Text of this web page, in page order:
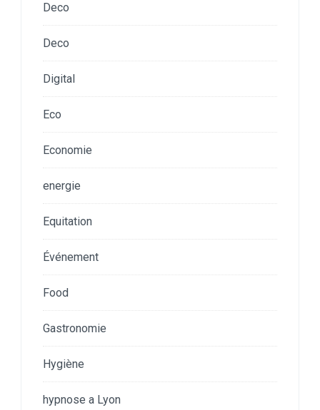
Deco
Deco
Digital
Eco
Economie
energie
Equitation
Événement
Food
Gastronomie
Hygiène
hypnose a Lyon